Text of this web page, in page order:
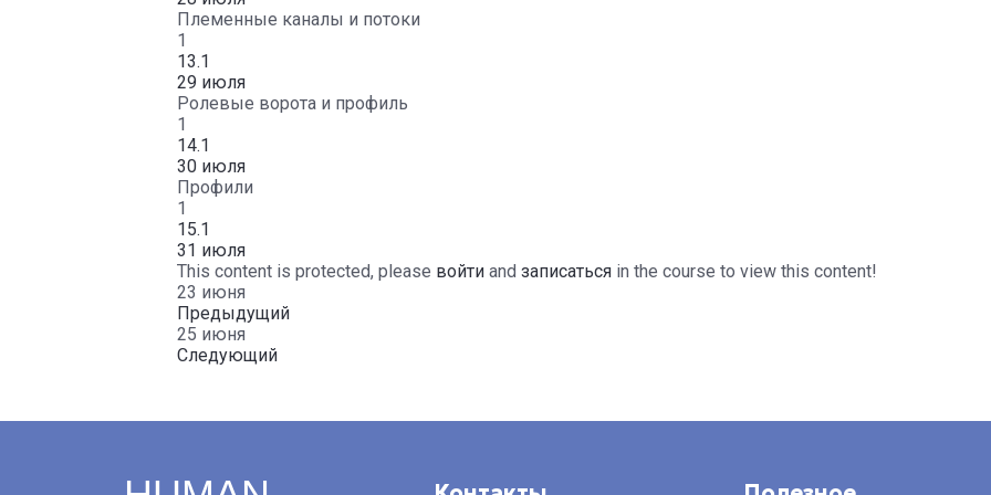
Племенные каналы и потоки
1
13.1
29 июля
Ролевые ворота и профиль
1
14.1
30 июля
Профили
1
15.1
31 июля
This content is protected, please войти and записаться in the course to view this content!
23 июня
Предыдущий
25 июня
Следующий